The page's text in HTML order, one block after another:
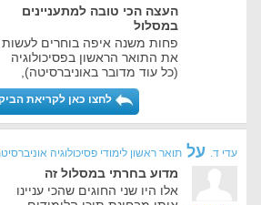
העצה הכי טובה למתעניינים
במסלול
פחות משנה איפה בוחרים לעשות
את התואר הראשון בפסיכולוגיה
(כל עוד מדובר באוניברסיטה),
לחצו כאן לקריאת
עדי ד. על תואר ראשון לימודי פסיכולוגיה
מדוע בחרתי במסלול זה
אלו היו שני החוגים שהכי עניינו